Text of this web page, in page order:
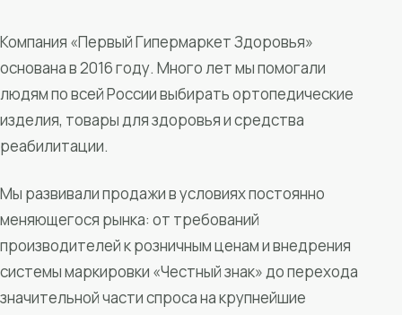
Компания «Первый Гипермаркет Здоровья»
основана в 2016 году. Много лет мы помогали
людям по всей России выбирать ортопедические
изделия, товары для здоровья и средства
реабилитации.
Мы развивали продажи в условиях постоянно
меняющегося рынка: от требований
производителей к розничным ценам и внедрения
системы маркировки «Честный знак» до перехода
значительной части спроса на крупнейшие